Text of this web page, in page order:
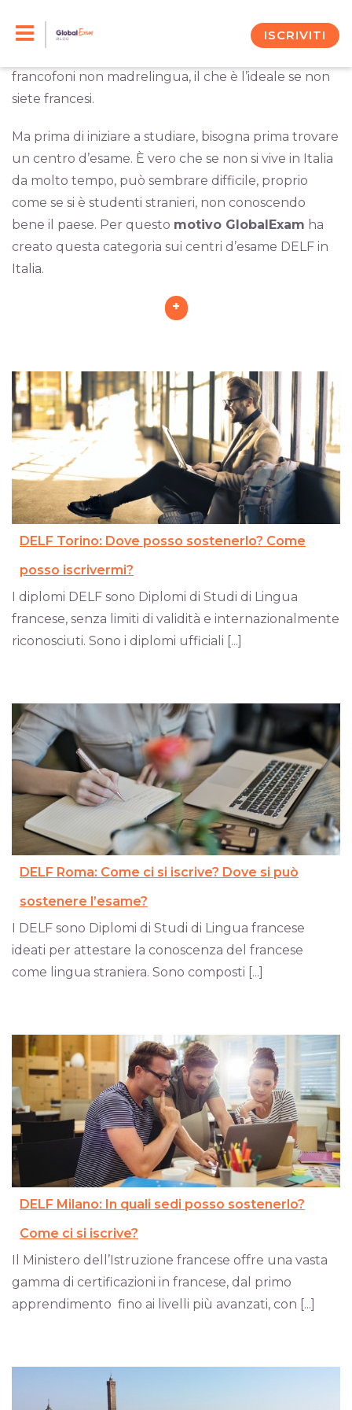
ISCRIVITI
valutato e certificato, allora il
fa per voi.
francofoni non madrelingua, il che è l’ideale se non
siete francesi.
Ma prima di iniziare a studiare, bisogna prima trovare
un centro d’esame. È vero che se non si vive in Italia
da molto tempo, può sembrare difficile, proprio
come se si è studenti stranieri, non conoscendo
bene il paese. Per questo motivo GlobalExam ha
creato questa categoria sui centri d’esame DELF in
Italia.
+
DELF Torino: Dove posso sostenerlo? Come
posso iscrivermi?
I diplomi DELF sono Diplomi di Studi di Lingua
francese, senza limiti di validità e internazionalmente
riconosciuti. Sono i diplomi ufficiali [...]
DELF Roma: Come ci si iscrive? Dove si può
sostenere l’esame?
I DELF sono Diplomi di Studi di Lingua francese
ideati per attestare la conoscenza del francese
come lingua straniera. Sono composti [...]
DELF Milano: In quali sedi posso sostenerlo?
Come ci si iscrive?
Il Ministero dell’Istruzione francese offre una vasta
gamma di certificazioni in francese, dal primo
apprendimento fino ai livelli più avanzati, con [...]